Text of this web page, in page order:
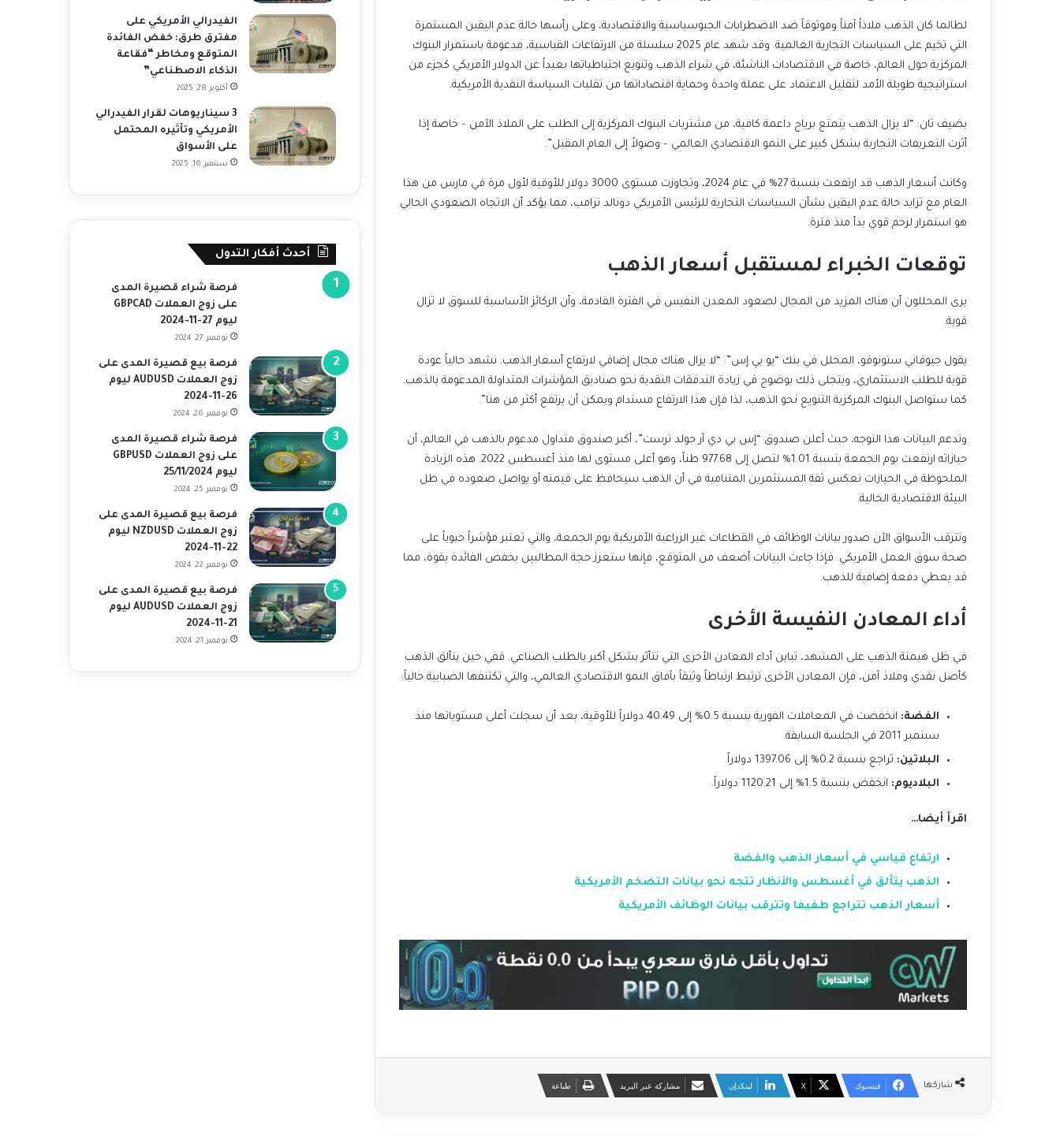
لطالما كان الذهب ملاذاً آمناً وموثوقاً ضد الاضطرابات الجيوسياسية
التي تخيم على السياسات التجارية العالمية.
المركزية حول العالم، خاصة في الاقتصادات الناشئة، في شراء الذهب وتنويع احتياطياتها بعيداً عن الدولار
استراتيجية طويلة الأمد لتقليل الاعتماد على عملة واحدة وحماية اقتصاداتها من تقلبات السياسة النقدية الأمريكية.
أثرت التعريفات التجارية بشكل كبير على النمو الاقتصادي العالمي – وصولاً إلى العام المقبل”.
العام مع تزايد حالة عدم اليقين بشأن السياسات التجارية للرئيس الأمريكي دونالد
هو استمرار لزخم قوي بدأ منذ فترة.
توقعات الخبراء لمستقبل أسعار الذهب
يرى المحللون أن هناك المزيد من المجال لصعود المعدن النفيس في الفترة
قوية.
قوية للطلب الاستثماري، ويتجلى ذلك بوضوح في زيادة التدفقات النقدية نحو صناديق المؤشرات المتداولة المدعومة بالذهب.
كما ستواصل البنوك المركزية التنويع نحو الذهب، لذا فإن هذا الارتفاع مستدام ويمكن أن يرتفع أكثر من هنا”.
حيازاته ارتفعت يوم الجمعة بنسبة 1.01% لتصل إلى 977.68 طناً، وهو أعلى مستوى لها منذ أغسطس 2022.
البيئة الاقتصادية الحالية.
وتترقب الأسواق الآن صدور بيانات الوظائف في القطاعات غير الزراعية الأمريكية يوم الجمعة، والتي
قد يعطي دفعة إضافية للذهب.
أداء المعادن النفيسة الأخرى
في ظل هيمنة الذهب على المشهد، تباين أداء المعادن
كأصل نقدي وملاذ آمن، فإن المعادن الأخرى ترتبط ارتباطاً وثيقاً بآفاق النمو الاقتصادي العالمي، والتي تكتنفها الضبابية حالياً:
الفضة:
سبتمبر 2011 في الجلسة السابقة.
البلاتين: تراجع بنسبة 0.2% إلى 1397.06 دولاراً.
البلاديوم: انخفض بنسبة 1.5% إلى 1120.21 دولاراً.
اقرأ أيضا…
ارتفاع قياسي في أسعار الذهب والفضة
الذهب يتألق في أغسطس والأنظار تتجه نحو بيانات التضخم الأمريكية
أسعار الذهب تتراجع طفيفا وتترقب بيانات الوظائف الأمريكية
شاركها فيسبوك ‫X لينكدإن مشاركة عبر البريد طباعة
الفيدرالي الأمريكي على
مفترق طرق: خفض الفائدة
المتوقع ومخاطر “فقاعة
الذكاء الاصطناعي”
أكتوبر 28, 2025
3 سيناريوهات لقرار الفيدرالي
الأمريكي وتأثيره المحتمل
على الأسواق
سبتمبر 16, 2025
أحدث أفكار التدول
فرصة شراء قصيرة المدى
على زوج العملات GBPCAD
ليوم 27-11-2024
نوفمبر 27, 2024
فرصة بيع قصيرة المدى على
زوج العملات AUDUSD ليوم
26-11-2024
نوفمبر 26, 2024
فرصة شراء قصيرة المدى
على زوج العملات GBPUSD
ليوم 25/11/2024
نوفمبر 25, 2024
فرصة بيع قصيرة المدى على
زوج العملات NZDUSD ليوم
22-11-2024
نوفمبر 22, 2024
فرصة بيع قصيرة المدى على
زوج العملات AUDUSD ليوم
21-11-2024
نوفمبر 21, 2024